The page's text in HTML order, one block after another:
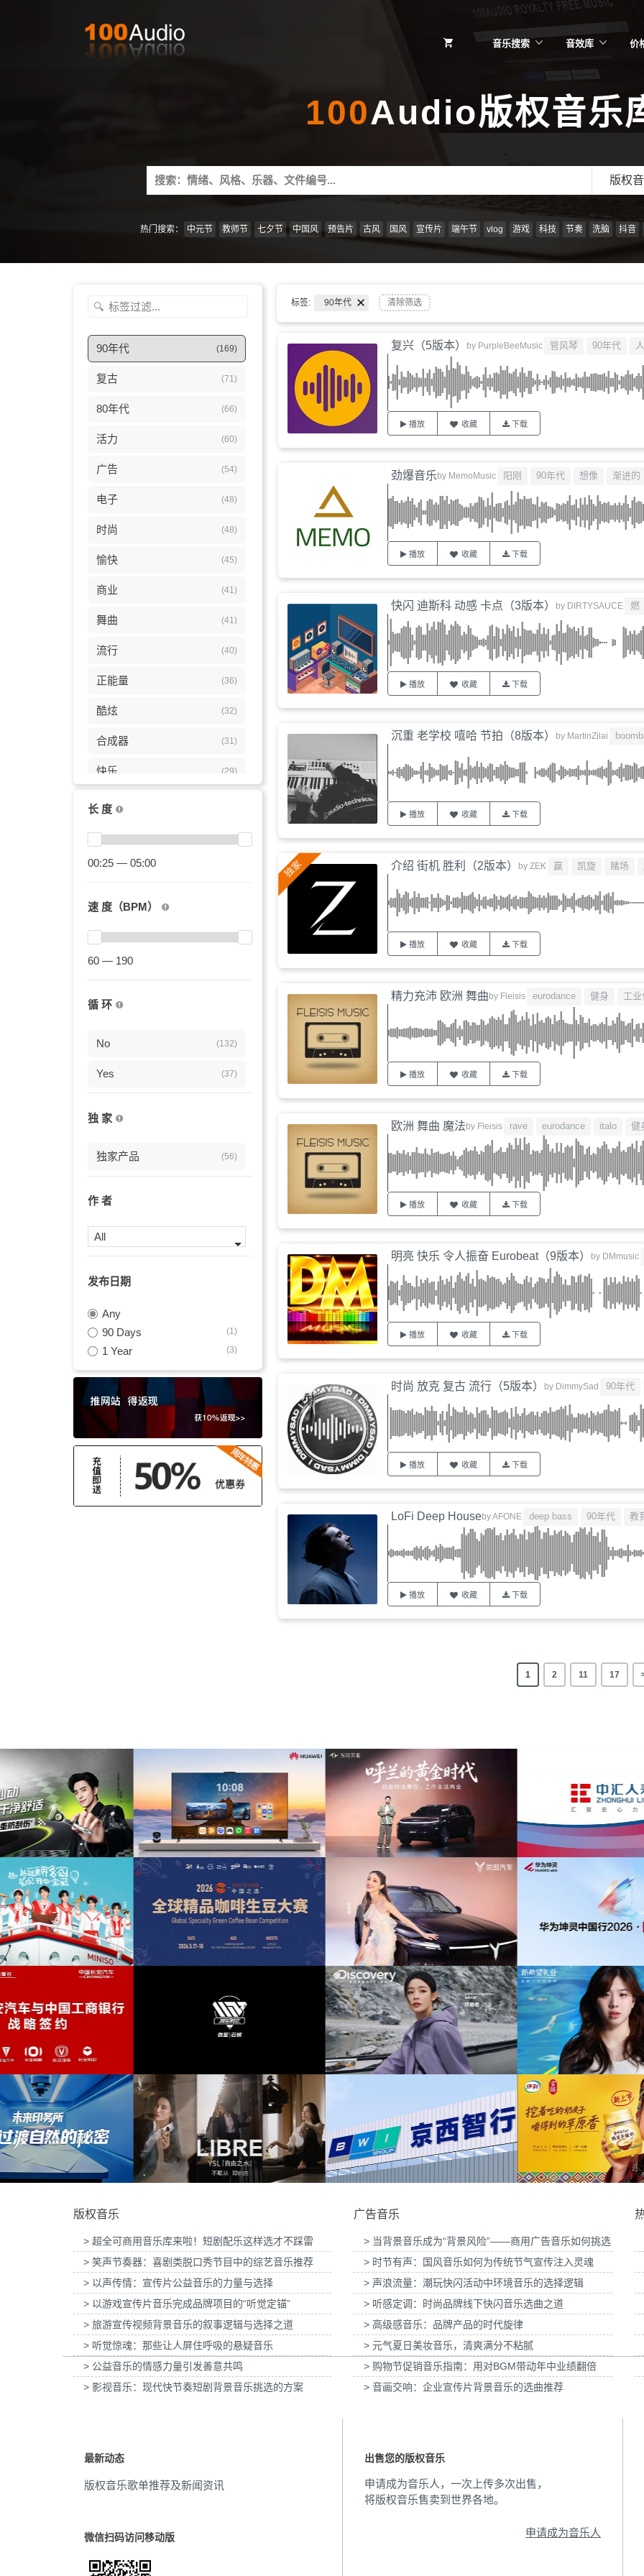
音乐搜索 音效库 价
100Audio版权音乐
Search
for:
版权
热门搜索： 中元节 教师节 七夕节 中国风 预告片 古风 国风 宣传片 端午节 vlog 游戏 科技 节奏 洗脑 抖音
90年代 (169)
复古 (71)
80年代 (66)
活力 (60)
广告 (54)
电子 (48)
时尚 (48)
愉快 (45)
商业 (41)
舞曲 (41)
流行 (40)
正能量 (36)
酷炫 (32)
合成器 (31)
快乐 (29)
嘻哈
振奋
迪斯科
吉他
节拍 (22)
vlog (22)
现代 (21)
钢琴
动感 (19)
合成器浪潮
律动
浩室音乐 (18)
旅游 (18)
鼓组 (17)
放克的 (17)
贝斯
说唱风格
明亮 (14)
RAP (14)
刮碟 (14)
(13)
影视 (13)
俱乐部 (13)
活泼
旋律感 (13)
(13)
摇滚 (13)
合成乐器 (13)
轻快 (12)
自信
轻松 (12)
高兴 (12)
朗朗上口 (11)
驾驶 (11)
乐趣 (11)
电台
纯器乐 (10)
长 度
00:25 — 05:00
速 度（BPM）
60 — 190
循 环
No (132)
Yes (37)
独 家
独家产品 (56)
作 者
All
发布日期
Any
90 Days
(1)
1 Year (3)
标签: 90年代 清除筛选
复兴（5版本） by PurpleBeeMusic 管风琴 90年代
播放 收藏 下载
劲爆音乐by MemoMusic 阳刚 90年代 想像 渐进的
播放 收藏 下载
快闪 迪斯科 动感 卡点（3版本） by DIRTYSAUCE 燃
播放 收藏 下载
沉重 老学校 嘻哈 节拍（8版本） by MartinZilai
播放 收藏 下载
介绍 街机 胜利（2版本） by ZEK 赢 凯旋 赌场
播放 收藏 下载
精力充沛 欧洲 舞曲by Fleisis eurodance 健身 工业
播放 收藏 下载
欧洲 舞曲 魔法by Fleisis rave eurodance italo 健
播放 收藏 下载
明亮 快乐 令人振奋 Eurobeat（9版本） by DMmusic
播放 收藏 下载
时尚 放克 复古 流行（5版本） by DimmySad 90年代
播放 收藏 下载
LoFi Deep HousebyAFONE deep bass 90年代 教
播放 收藏 下载
1 2 11 17
慧屏Mate TV鸿蒙智家发布会提供音
乐版权
为东风奕派M8上市发布会项目提供音乐版权 为中汇人寿三周年宣传项目提供音乐版权
国之选”全球精品咖啡生豆大赛提供
音乐版权
为岚图泰山X8上市发布会互动项目提供音乐
为华为中国行2026山东站传播项目提供音乐
版权
为光明优加x上海博物馆
目提供音
空科技公司产品宣传项目提供音乐版
权
为Discovery expedition北京店铺活动提供音
乐版权
为新希望乳业唐钱婷品牌代言项目提供音乐版
为大众汽车ID与众08
音乐版
-YSL LIBRE「自由之水」妇女节宣
传项目提供音乐版权
为张家口京西智行科技BWI媒体3D动画科普
项目提供音乐版权
为伊利宫酪中规格奶皮子酸奶TVC拍摄提供音
乐版权
为国泰海通证券上海青浦
版权音乐
> 超全可商用音乐库来啦！短剧配乐这样选才不踩雷
> 笑声节奏器：喜剧类脱口秀节目中的综艺音乐推荐
> 以声传情：宣传片公益音乐的力量与选择
> 以游戏宣传片音乐完成品牌项目的“听觉定锚”
> 旅游宣传视频背景音乐的叙事逻辑与选择之道
> 听觉惊魂：那些让人屏住呼吸的悬疑音乐
> 公益音乐的情感力量引发善意共鸣
> 影视音乐：现代快节奏短剧背景音乐挑选的方案
广告音乐
> 当背景音乐成为“背景风险”——商用广告音乐如何挑选
> 时节有声：国风音乐如何为传统节气宣传注入灵魂
> 声浪流量：潮玩快闪活动中环境音乐的选择逻辑
> 听感定调：时尚品牌线下快闪音乐选曲之道
> 高级感音乐：品牌产品的时代旋律
> 元气夏日美妆音乐，清爽满分不粘腻
> 购物节促销音乐指南：用对BGM带动年中业绩翻倍
> 音画交响：企业宣传片背景音乐的选曲推荐
最新动态
版权音乐歌单推荐及新闻资讯
微信扫码访问移动版
出售您的版权音乐
申请成为音乐人，一次上传多次出售，
将版权音乐售卖到世界各地。
申请成为音乐人